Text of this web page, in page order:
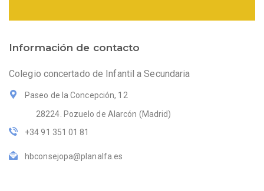
Información de contacto
Colegio concertado de Infantil a Secundaria
Paseo de la Concepción, 12
28224. Pozuelo de Alarcón (Madrid)
+34 91 351 01 81
hbconsejopa@planalfa.es